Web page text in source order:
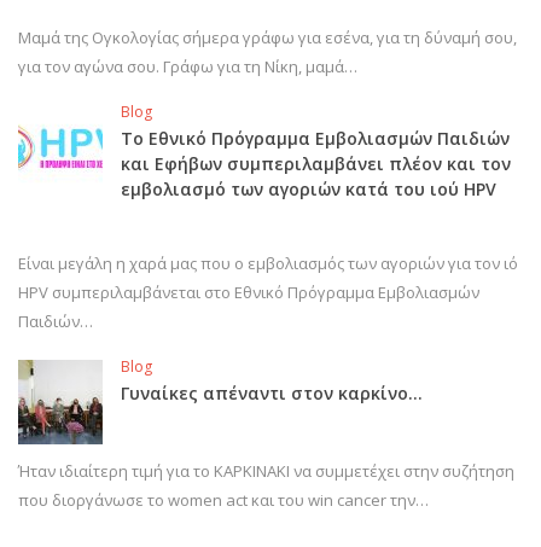
Μαμά της Ογκολογίας σήμερα γράφω για εσένα, για τη δύναμή σου,
για τον αγώνα σου. Γράφω για τη Νίκη, μαμά…
Blog
Το Εθνικό Πρόγραμμα Εμβολιασμών Παιδιών
και Εφήβων συμπεριλαμβάνει πλέον και τον
εμβολιασμό των αγοριών κατά του ιού HPV
Είναι μεγάλη η χαρά μας που ο εμβολιασμός των αγοριών για τον ιό
HPV συμπεριλαμβάνεται στο Εθνικό Πρόγραμμα Εμβολιασμών
Παιδιών…
Blog
Γυναίκες απέναντι στον καρκίνο…
Ήταν ιδιαίτερη τιμή για το ΚΑΡΚΙΝΑΚΙ να συμμετέχει στην συζήτηση
που διοργάνωσε το women act και του win cancer την…